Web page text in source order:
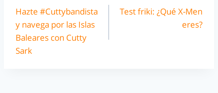
Hazte #Cuttybandista
y navega por las Islas
Baleares con Cutty
Sark
Test friki: ¿Qué X-Men
eres?